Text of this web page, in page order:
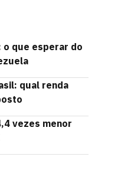
o que esperar do
qual renda
vezes menor